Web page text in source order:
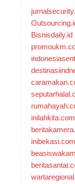
Bisnisdaily.id
inilahkita.com
inibekasi.com